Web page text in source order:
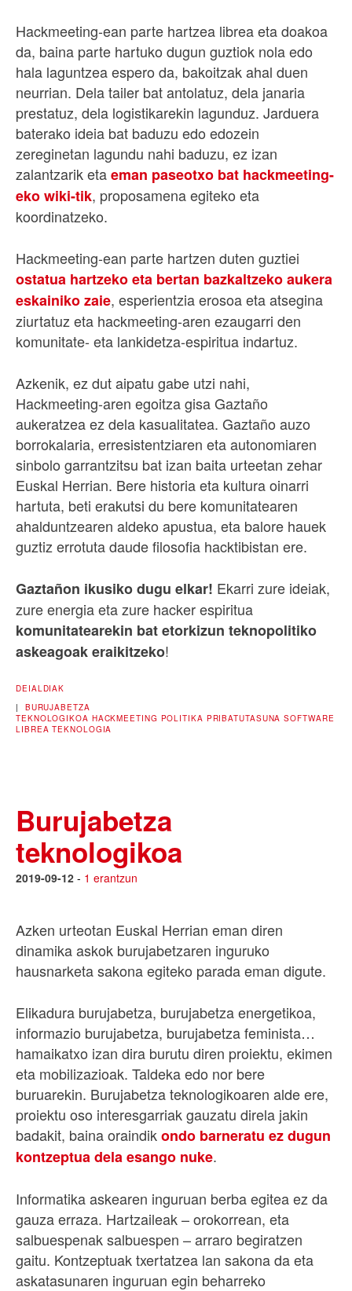
Hackmeeting-ean parte hartzea librea eta doakoa
da, baina parte hartuko dugun guztiok nola edo
hala laguntzea espero da, bakoitzak ahal duen
neurrian. Dela tailer bat antolatuz, dela janaria
prestatuz, dela logistikarekin lagunduz. Jarduera
baterako ideia bat baduzu edo edozein
zereginetan lagundu nahi baduzu, ez izan
zalantzarik etaeman paseotxo bat hackmeeting-
eko wiki-tik, proposamena egiteko eta
koordinatzeko.
Hackmeeting-ean parte hartzen duten guztiei
ostatua hartzeko eta bertan bazkaltzeko aukera
eskainiko zaie, esperientzia erosoa eta atsegina
ziurtatuz eta hackmeeting-aren ezaugarri den
komunitate- eta lankidetza-espiritua indartuz.
Azkenik, ez dut aipatu gabe utzi nahi,
Hackmeeting-aren egoitza gisa Gaztaño
aukeratzea ez dela kasualitatea. Gaztaño auzo
borrokalaria, erresistentziaren eta autonomiaren
sinbolo garrantzitsu bat izan baita urteetan zehar
Euskal Herrian. Bere historia eta kultura oinarri
hartuta, beti erakutsi du bere komunitatearen
ahalduntzearen aldeko apustua, eta balore hauek
guztiz errotuta daude filosofia hacktibistan ere.
Gaztañon ikusiko dugu elkar! Ekarri zure ideiak,
zure energia eta zure hacker espiritua
komunitatearekin bat etorkizun teknopolitiko
askeagoak eraikitzeko!
DEIALDIAK
| BURUJABETZA
TEKNOLOGIKOA HACKMEETING POLITIKA PRIBATUTASUNA SOFTWARE
LIBREA TEKNOLOGIA
Burujabetza
teknologikoa
2019-09-12 - 1 erantzun
Azken urteotan Euskal Herrian eman diren
dinamika askok burujabetzaren inguruko
hausnarketa sakona egiteko parada eman digute.
Elikadura burujabetza, burujabetza energetikoa,
informazio burujabetza, burujabetza feminista…
hamaikatxo izan dira burutu diren proiektu, ekimen
eta mobilizazioak. Taldeka edo nor bere
buruarekin. Burujabetza teknologikoaren alde ere,
proiektu oso interesgarriak gauzatu direla jakin
badakit, baina oraindikondo barneratu ez dugun
kontzeptua dela esango nuke.
Informatika askearen inguruan berba egitea ez da
gauza erraza. Hartzaileak – orokorrean, eta
salbuespenak salbuespen – arraro begiratzen
gaitu. Kontzeptuak txertatzea lan sakona da eta
askatasunaren inguruan egin beharreko